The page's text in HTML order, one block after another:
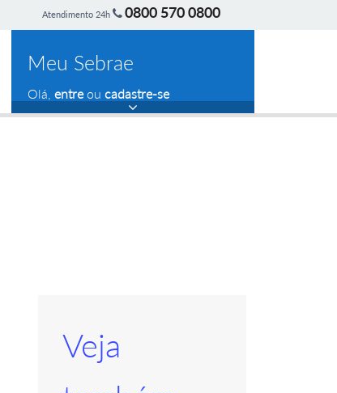
Atendimento 24h 0800 570 0800
Meu Sebrae
Olá, entreou cadastre-se
Veja